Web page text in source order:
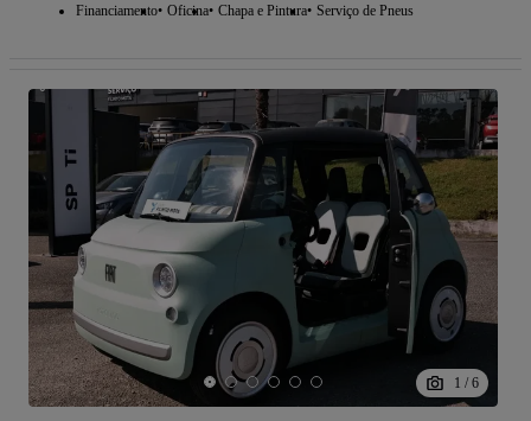
Financiamento Oficina Chapa e Pintura Serviço de Pneus
1 / 6